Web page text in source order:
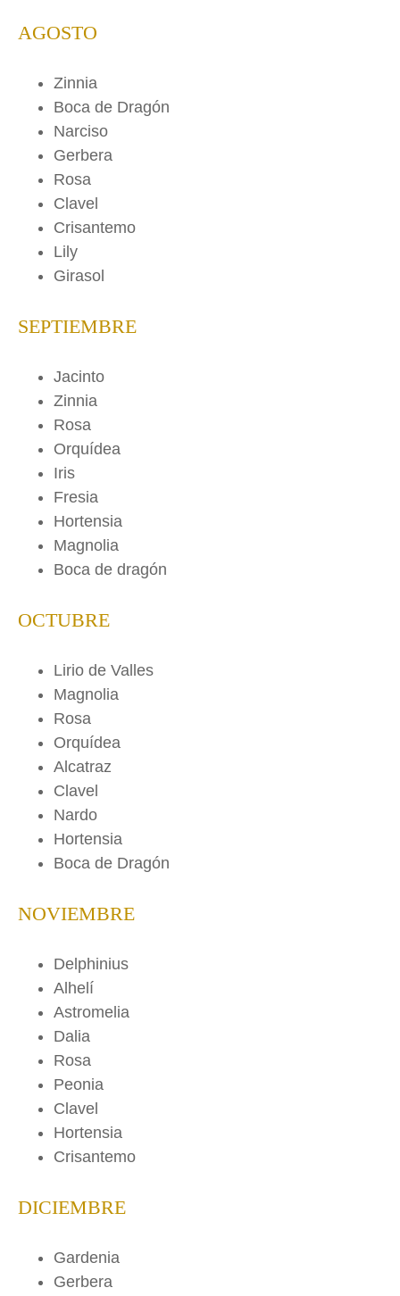
AGOSTO
Zinnia
Boca de Dragón
Narciso
Gerbera
Rosa
Clavel
Crisantemo
Lily
Girasol
SEPTIEMBRE
Jacinto
Zinnia
Rosa
Orquídea
Iris
Fresia
Hortensia
Magnolia
Boca de dragón
OCTUBRE
Lirio de Valles
Magnolia
Rosa
Orquídea
Alcatraz
Clavel
Nardo
Hortensia
Boca de Dragón
NOVIEMBRE
Delphinius
Alhelí
Astromelia
Dalia
Rosa
Peonia
Clavel
Hortensia
Crisantemo
DICIEMBRE
Gardenia
Gerbera